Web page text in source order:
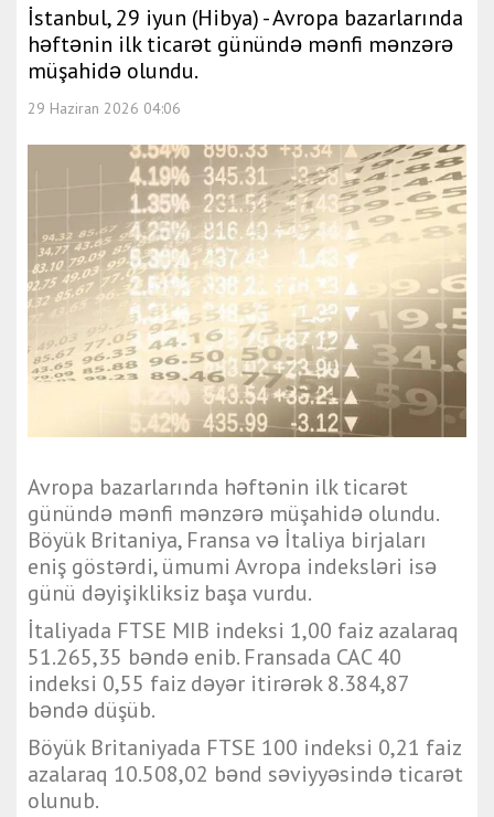
İstanbul, 29 iyun (Hibya) - Avropa bazarlarında
həftənin ilk ticarət günündə mənfi mənzərə
müşahidə olundu.
29 Haziran 2026 04:06
Avropa bazarlarında həftənin ilk ticarət
günündə mənfi mənzərə müşahidə olundu.
Böyük Britaniya, Fransa və İtaliya birjaları
eniş göstərdi, ümumi Avropa indeksləri isə
günü dəyişikliksiz başa vurdu.
İtaliyada FTSE MIB indeksi 1,00 faiz azalaraq
51.265,35 bəndə enib. Fransada CAC 40
indeksi 0,55 faiz dəyər itirərək 8.384,87
bəndə düşüb.
Böyük Britaniyada FTSE 100 indeksi 0,21 faiz
azalaraq 10.508,02 bənd səviyyəsində ticarət
olunub.